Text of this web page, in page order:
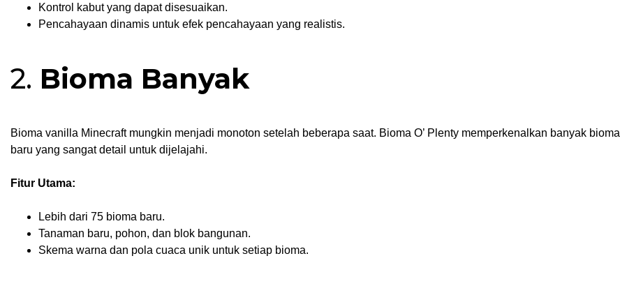
Kontrol kabut yang dapat disesuaikan.
Pencahayaan dinamis untuk efek pencahayaan yang realistis.
2. Bioma Banyak
Bioma vanilla Minecraft mungkin menjadi monoton setelah beberapa saat. Bioma O’ Plenty memperkenalkan banyak bioma
baru yang sangat detail untuk dijelajahi.
Fitur Utama:
Lebih dari 75 bioma baru.
Tanaman baru, pohon, dan blok bangunan.
Skema warna dan pola cuaca unik untuk setiap bioma.